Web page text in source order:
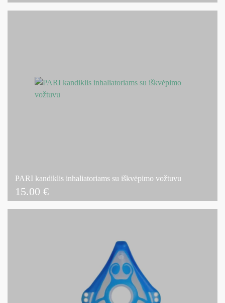
PARI kandiklis inhaliatoriams su iškvėpimo vožtuvu
15.00 €